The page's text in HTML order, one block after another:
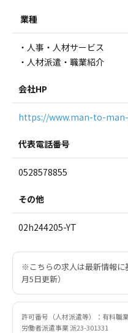
業種
・人事・人材サービス
・人材派遣・職業紹介
会社HP
https://www.man-to-
代表電話番号
0528578855
その他
02h244205-YT
※こちらの求人は最新情報に
月5日更新）
許可番号（人材派遣等）：有料職
労働者派遣事業 派23-301331